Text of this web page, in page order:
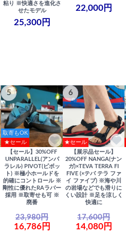
粘り ※快適さを進化さ
せたモデル
25,300円
22,000円
5
取寄もOK
★セール
【セール】30%OFF
UNPARALLEL(アンパ
ラレル) PIVOT(ピボッ
ト) ※極小ホールドを
的確にコントロール ※
剛性に優れたRAラバー
採用 ※取寄せも可 ※
廃番
23,980円
16,786円
6
★セール
【展示品セール】
20%OFF NANGA(ナン
ガ)×TEVA TERRA FI
FIVE (×テバ テラ ファ
イ ファイブ) ※海や川
の岩場などでも滑りに
くい設計 ※足を涼しく
快適に
17,600円
14,080円